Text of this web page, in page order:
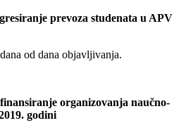
prevoza studenata u APV
od dana objavljivanja.
organizovanja naučno-
godini